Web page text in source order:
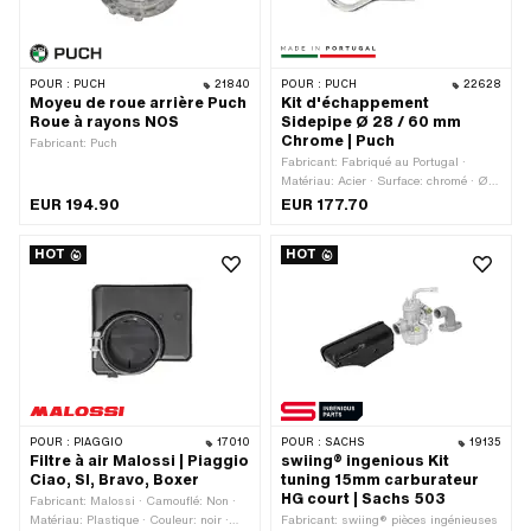
POUR : PUCH 21840
Moyeu de roue arrière Puch
Roue à rayons NOS
Fabricant: Puch
EUR 194.90
POUR : PUCH 22628
Kit d'échappement
Sidepipe Ø 28 / 60 mm
Chrome | Puch
Fabricant: Fabriqué au Portugal ·
Matériau: Acier · Surface: chromé · Ø
extérieur: 60 mm · Longueur totale:
extérieur du tube de flamme: 28 mm ·
Type d'échappement: Sidepipe · Type
de fixation: collier de serrage vissé ·
Fixation du tube de flamme: Bride
EUR 177.70
HOT
POUR : PIAGGIO 17010
Filtre à air Malossi | Piaggio
Ciao, SI, Bravo, Boxer
Fabricant: Malossi · Camouflé: Non ·
Matériau: Plastique · Couleur: noir ·
HOT
POUR : SACHS 19135
swiing® ingenious Kit
tuning 15mm carburateur
HG court | Sachs 503
Fabricant: swiing® pièces ingénieuses